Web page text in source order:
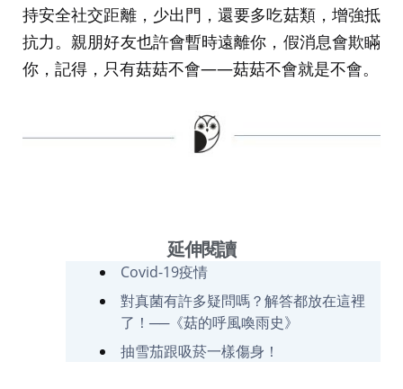
持安全社交距離，少出門，還要多吃菇類，增強抵
抗力。親朋好友也許會暫時遠離你，假消息會欺瞞
你，記得，只有菇菇不會——菇菇不會就是不會。
延伸閱讀
Covid-19疫情
對真菌有許多疑問嗎？解答都放在這裡
了！──《菇的呼風喚雨史》
抽雪茄跟吸菸一樣傷身！